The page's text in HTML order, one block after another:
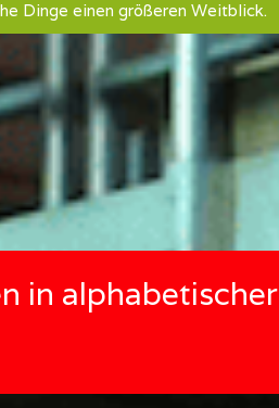
Dinge einen größeren Weitblick.
in alphabetischer